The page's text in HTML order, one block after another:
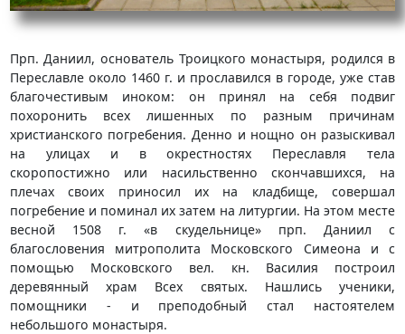
Прп. Даниил, основатель Троицкого монастыря, родился в
Переславле около 1460 г. и прославился в городе, уже став
благочестивым иноком: он принял на себя подвиг
похоронить всех лишенных по разным причинам
христианского погребения. Денно и нощно он разыскивал
на улицах и в окрестностях Переславля тела
скоропостижно или насильственно скончавшихся, на
плечах своих приносил их на кладбище, совершал
погребение и поминал их затем на литургии. На этом месте
весной 1508 г. «в скудельнице» прп. Даниил с
благословения митрополита Московского Симеона и с
помощью Московского вел. кн. Василия построил
деревянный храм Всех святых. Нашлись ученики,
помощники - и преподобный стал настоятелем
небольшого монастыря.